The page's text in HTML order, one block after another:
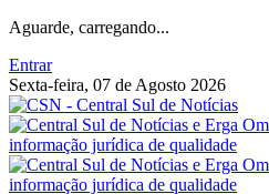
Aguarde, carregando...
Entrar
Sexta-feira, 07 de Agosto 2026